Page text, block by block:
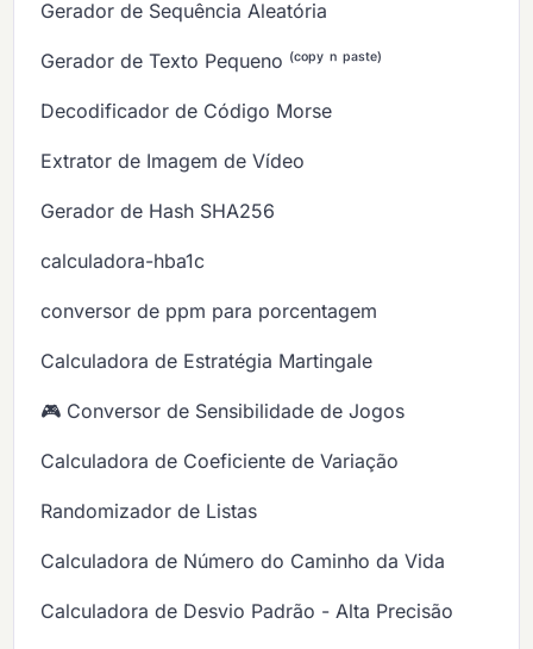
Gerador de Sequência Aleatória
Gerador de Texto Pequeno ⁽ᶜᵒᵖʸ ⁿ ᵖᵃˢᵗᵉ⁾
Decodificador de Código Morse
Extrator de Imagem de Vídeo
Gerador de Hash SHA256
calculadora-hba1c
conversor de ppm para porcentagem
Calculadora de Estratégia Martingale
🎮 Conversor de Sensibilidade de Jogos
Calculadora de Coeficiente de Variação
Randomizador de Listas
Calculadora de Número do Caminho da Vida
Calculadora de Desvio Padrão - Alta Precisão